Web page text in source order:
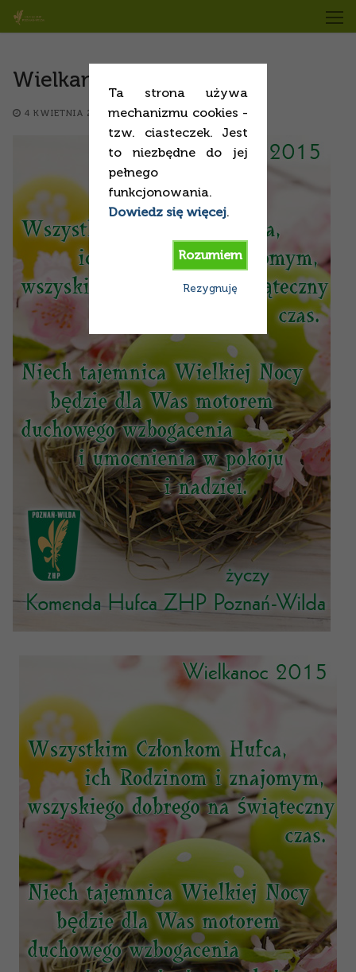
Ta strona używa
mechanizmu cookies -
tzw. ciasteczek. Jest
to niezbędne do jej
pełnego
funkcjonowania.
Dowiedz się więcej.
Rozumiem
Rezygnuję
Przejdź
do
Wielkanoc 2015
4 KWIETNIA 2015 KOMUNIKATY